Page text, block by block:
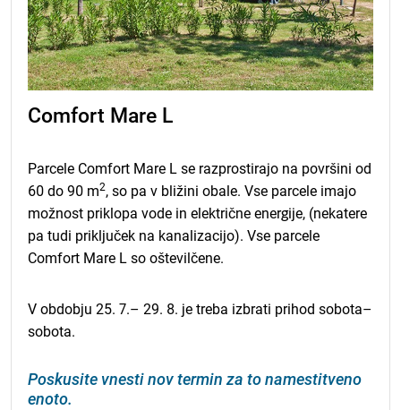
Comfort Mare L
Parcele Comfort Mare L se razprostirajo na površini od
60 do 90 m2, so pa v bližini obale. Vse parcele imajo
možnost priklopa vode in električne energije, (nekatere
pa tudi priključek na kanalizacijo). Vse parcele
Comfort Mare L so oštevilčene.
V obdobju 25. 7.– 29. 8. je treba izbrati prihod sobota–
sobota.
Poskusite vnesti nov termin za to namestitveno
enoto.